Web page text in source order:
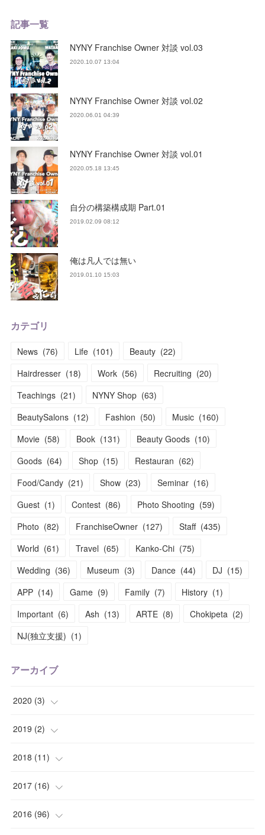
記事一覧
NYNY Franchise Owner 対談 vol.03
2020.10.07 13:04
NYNY Franchise Owner 対談 vol.02
2020.06.01 04:39
NYNY Franchise Owner 対談 vol.01
2020.05.18 13:45
自分の構築構成期 Part.01
2019.02.09 08:12
俺は凡人では無い
2019.01.10 15:03
カテゴリ
News (76) Life (101) Beauty (22)
Hairdresser (18) Work (56) Recruiting (20)
Teachings (21) NYNY Shop (63)
BeautySalons (12) Fashion (50) Music (160)
Movie (58) Book (131) Beauty Goods (10)
Goods (64) Shop (15) Restauran (62)
Food/Candy (21) Show (23) Seminar (16)
Guest (1) Contest (86) Photo Shooting (59)
Photo (82) FranchiseOwner (127) Staff (435)
World (61) Travel (65) Kanko-Chi (75)
Wedding (36) Museum (3) Dance (44) DJ (15)
APP (14) Game (9) Family (7) History (1)
Important (6) Ash (13) ARTE (8) Chokipeta (2)
NJ(独立支援) (1)
アーカイブ
2020 (3)
(1
( 1)
(1)
2019 (2)
( 1)
(1)
2018 (11)
(2)
(1)
2017 (16)
(1)
2016 (96)